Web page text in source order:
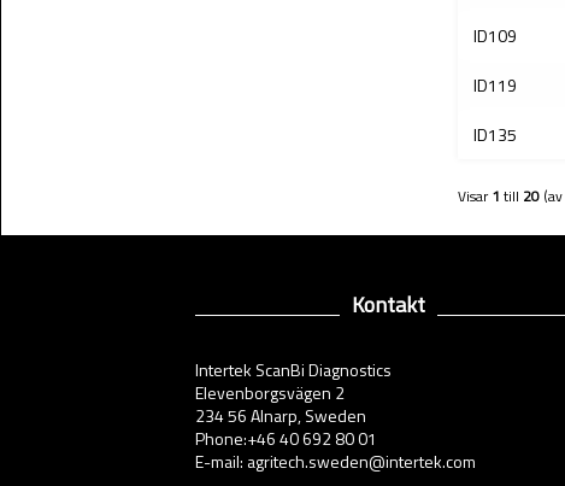
ID109
ID119
ID135
Visar1 till 20 (av
Kontakt
Intertek ScanBi Diagnostics
Elevenborgsvägen 2
234 56 Alnarp, Sweden
Phone:+46 40 692 80 01
E-mail: agritech.sweden@intertek.com